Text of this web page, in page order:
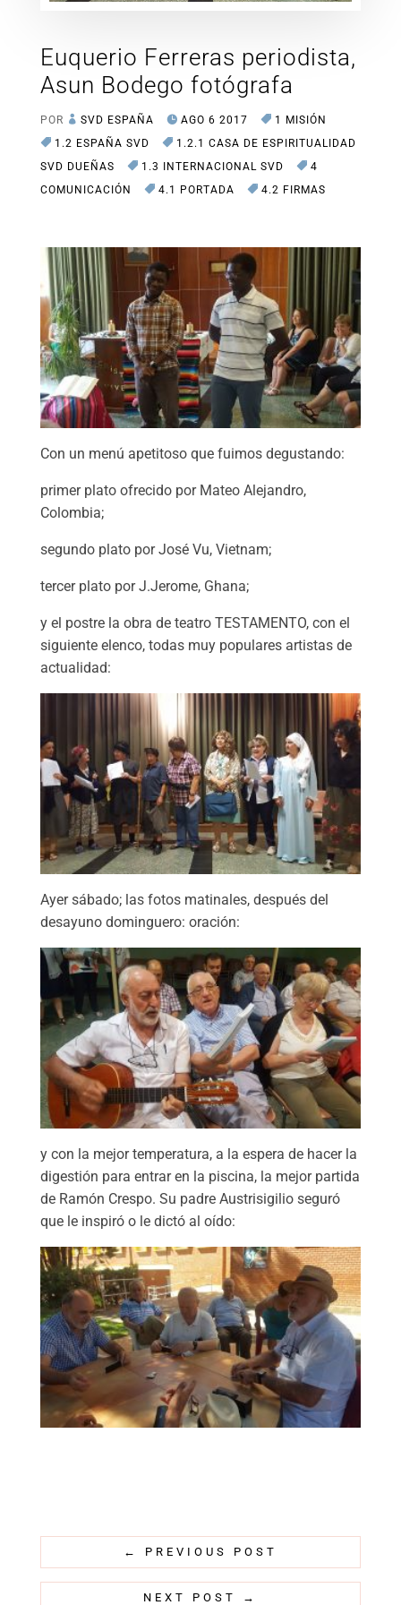
Euquerio Ferreras periodista,
Asun Bodego fotógrafa
POR SVD ESPAÑA AGO 6 2017
1 MISIÓN
1.2 ESPAÑA SVD
1.2.1 CASA DE ESPIRITUALIDAD
SVD DUEÑAS
1.3 INTERNACIONAL SVD
4
COMUNICACIÓN
4.1 PORTADA 4.2 FIRMAS
Con un menú apetitoso que fuimos degustando:
primer plato ofrecido por Mateo Alejandro,
Colombia;
segundo plato por José Vu, Vietnam;
tercer plato por J.Jerome, Ghana;
y el postre la obra de teatro TESTAMENTO, con el
siguiente elenco, todas muy populares artistas de
actualidad:
Ayer sábado; las fotos matinales, después del
desayuno dominguero: oración:
y con la mejor temperatura, a la espera de hacer la
digestión para entrar en la piscina, la mejor partida
de Ramón Crespo. Su padre Austrisigilio seguró
que le inspiró o le dictó al oído:
← PREVIOUS POST
NEXT POST →